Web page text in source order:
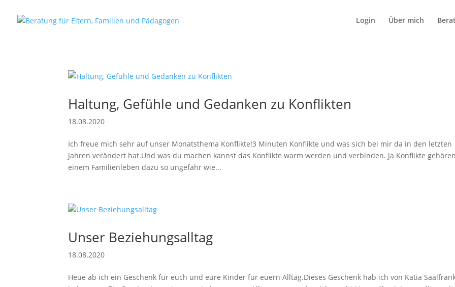
Login Über mich
Haltung, Gefühle und Gedanken zu Konflikten
18.08.2020
Ich freue mich sehr auf unser Monatsthema Konflikte!3 Minuten Konflikte und was sich bei mir da in den letzten
Jahren verändert hat.Und was du machen kannst das Konflikte warm werden und verbinden. Ja Konflikte
einem Familienleben dazu so ungefähr wie...
Unser Beziehungsalltag
18.08.2020
Heue ab ich ein Geschenk für euch und eure Kinder für euern Alltag.Dieses Geschenk hab ich von Katia